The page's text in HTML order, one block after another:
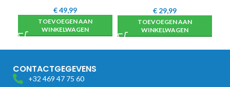
€49,99
TOEVOEGEN AAN
WINKELWAGEN
€ 29,99
TOEVOEGEN AAN
WINKELWAGEN
CONTACTGEGEVENS
+32 469 47 75 60